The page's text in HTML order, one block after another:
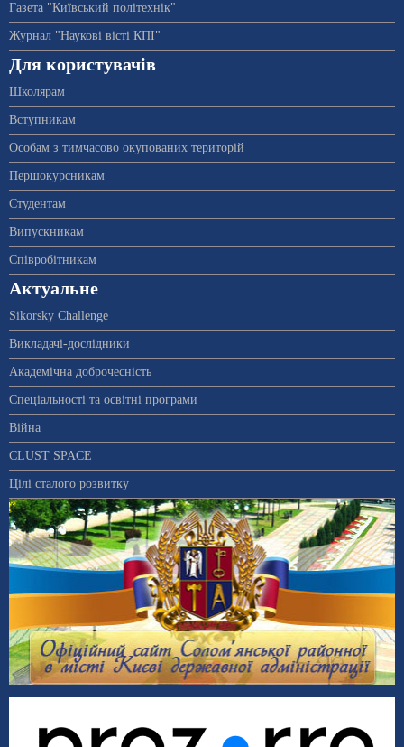
Газета "Київський політехнік"
Журнал "Наукові вісті КПІ"
Для користувачів
Школярам
Вступникам
Особам з тимчасово окупованих територій
Першокурсникам
Студентам
Випускникам
Співробітникам
Актуальне
Sikorsky Challenge
Викладачі-дослідники
Академічна доброчесність
Спеціальності та освітні програми
Війна
CLUST SPACE
Цілі сталого розвитку